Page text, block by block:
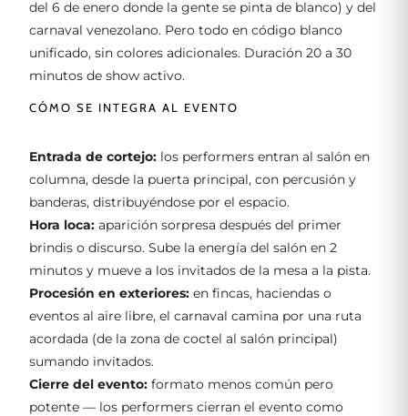
del 6 de enero donde la gente se pinta de blanco) y del
carnaval venezolano. Pero todo en código blanco
unificado, sin colores adicionales. Duración 20 a 30
minutos de show activo.
CÓMO SE INTEGRA AL EVENTO
Entrada de cortejo: los performers entran al salón en
columna, desde la puerta principal, con percusión y
banderas, distribuyéndose por el espacio.
Hora loca: aparición sorpresa después del primer
brindis o discurso. Sube la energía del salón en 2
minutos y mueve a los invitados de la mesa a la pista.
Procesión en exteriores: en fincas, haciendas o
eventos al aire libre, el carnaval camina por una ruta
acordada (de la zona de coctel al salón principal)
sumando invitados.
Cierre del evento: formato menos común pero
potente — los performers cierran el evento como